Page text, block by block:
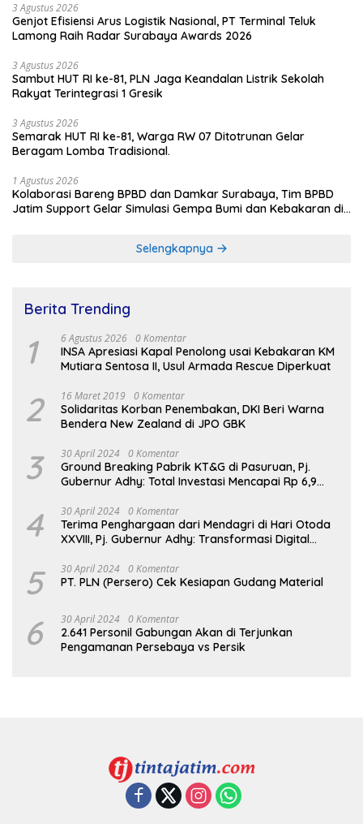
3 Agustus 2026
Genjot Efisiensi Arus Logistik Nasional, PT Terminal Teluk
Lamong Raih Radar Surabaya Awards 2026
3 Agustus 2026
Sambut HUT RI ke-81, PLN Jaga Keandalan Listrik Sekolah
Rakyat Terintegrasi 1 Gresik
3 Agustus 2026
Semarak HUT RI ke-81, Warga RW 07 Ditotrunan Gelar
Beragam Lomba Tradisional.
1 Agustus 2026
Kolaborasi Bareng BPBD dan Damkar Surabaya, Tim BPBD
Jatim Support Gelar Simulasi Gempa Bumi dan Kebakaran di
Selengkapnya
Berita Trending
1 6 Agustus 2026 0 Komentar
INSA Apresiasi Kapal Penolong usai Kebakaran KM
Mutiara Sentosa II, Usul Armada Rescue Diperkuat
2 16 Maret 2019 0 Komentar
Solidaritas Korban Penembakan, DKI Beri Warna
Bendera New Zealand di JPO GBK
3 30 April 2024 0 Komentar
Ground Breaking Pabrik KT&G di Pasuruan, Pj.
Gubernur Adhy: Total Investasi Mencapai Rp 6,9
4 30 April 2024 0 Komentar
Terima Penghargaan dari Mendagri di Hari Otoda
XXVIII, Pj. Gubernur Adhy: Transformasi Digital
Keberhasilan Jatim
5 30 April 2024 0 Komentar
PT. PLN (Persero) Cek Kesiapan Gudang Material
6 30 April 2024 0 Komentar
2.641 Personil Gabungan Akan di Terjunkan
Pengamanan Persebaya vs Persik